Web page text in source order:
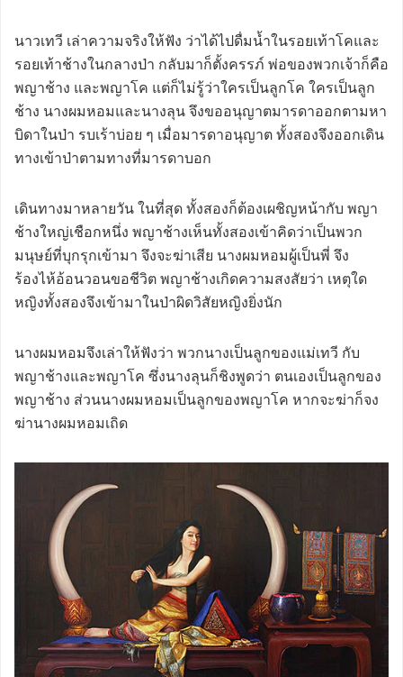
นาวเทวี เล่าความจริงให้ฟัง ว่าได้ไปดื่มน้ำในรอยเท้าโคและ
รอยเท้าช้างในกลางป่า กลับมาก็ตั้งครรภ์ พ่อของพวกเจ้าก็คือ
พญาช้าง และพญาโค แต่ก็ไม่รู้ว่าใครเป็นลูกโค ใครเป็นลูก
ช้าง นางผมหอมและนางลุน จึงขออนุญาตมารดาออกตามหา
บิดาในป่า รบเร้าบ่อย ๆ เมื่อมารดาอนุญาต ทั้งสองจึงออกเดิน
ทางเข้าป่าตามทางที่มารดาบอก
เดินทางมาหลายวัน ในที่สุด ทั้งสองก็ต้องเผชิญหน้ากับ พญา
ช้างใหญ่เชือกหนึ่ง พญาช้างเห็นทั้งสองเข้าคิดว่าเป็นพวก
มนุษย์ที่บุกรุกเข้ามา จึงจะฆ่าเสีย นางผมหอมผู้เป็นพี่ จึง
ร้องไห้อ้อนวอนขอชีวิต พญาช้างเกิดความสงสัยว่า เหตุใด
หญิงทั้งสองจึงเข้ามาในป่าผิดวิสัยหญิงยิ่งนัก
นางผมหอมจึงเล่าให้ฟังว่า พวกนางเป็นลูกของแม่เทวี กับ
พญาช้างและพญาโค ซึ่งนางลุนก็ชิงพูดว่า ตนเองเป็นลูกของ
พญาช้าง ส่วนนางผมหอมเป็นลูกของพญาโค หากจะฆ่าก็จง
ฆ่านางผมหอมเถิด